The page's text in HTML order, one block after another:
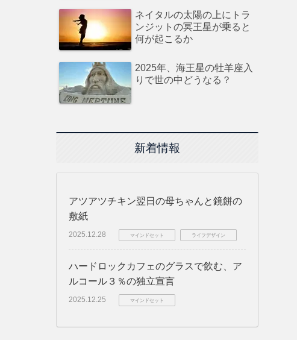
ネイタルの太陽の上にトラ
ンジットの冥王星が乗ると
何が起こるか
2025年、海王星の牡羊座入
りで世の中どうなる？
新着情報
アツアツチキン翌日の母ちゃんと鏡餅の
敷紙
2025.12.28 マインドセット ライフデザイン
ハードロックカフェのグラスで飲む、ア
ルコール３％の独立宣言
2025.12.25 マインドセット